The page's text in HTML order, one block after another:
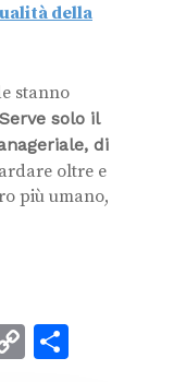
della
stanno
Serve solo il
di
oltre e
più umano,
Copy